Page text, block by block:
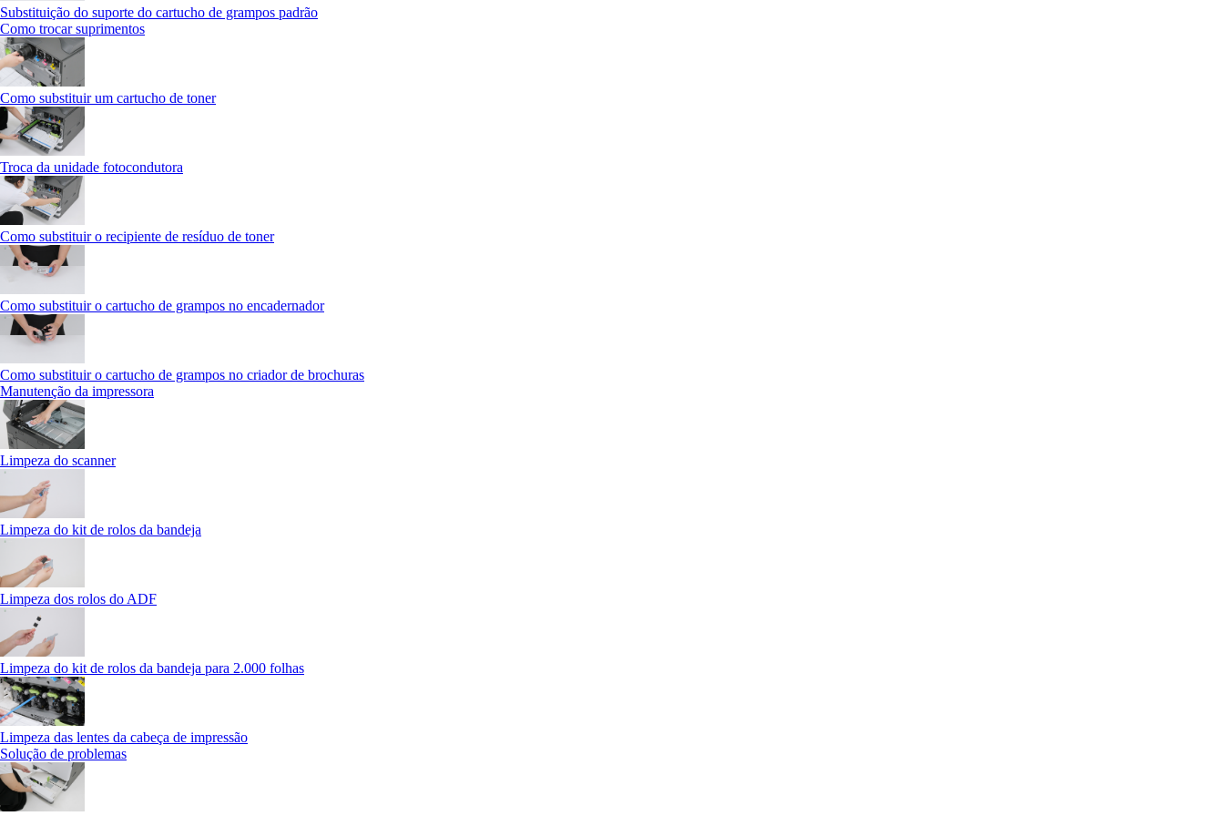
Substituição do suporte do cartucho de grampos padrão
Como trocar suprimentos
Como substituir um cartucho de toner
Troca da unidade fotocondutora
Como substituir o recipiente de resíduo de toner
Como substituir o cartucho de grampos no encadernador
Como substituir o cartucho de grampos no criador de brochuras
Manutenção da impressora
Limpeza do scanner
Limpeza do kit de rolos da bandeja
Limpeza dos rolos do ADF
Limpeza do kit de rolos da bandeja para 2.000 folhas
Limpeza das lentes da cabeça de impressão
Solução de problemas